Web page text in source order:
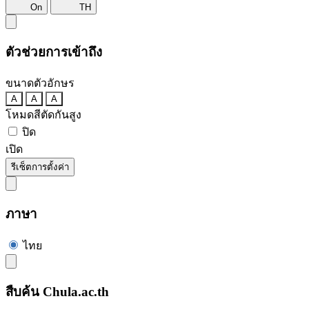
On TH
ตัวช่วยการเข้าถึง
ขนาดตัวอักษร
A A A
โหมดสีตัดกันสูง
ปิด
เปิด
รีเซ็ตการตั้งค่า
ภาษา
ไทย
สืบค้น Chula.ac.th